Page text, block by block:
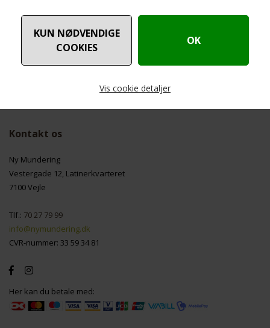
Vis cookie detaljer
Nødvendige
Funktionelle
14 DAGESRETURRET NYHEDERHVER UGE
Kontakt os
Ny Mundering
Vestergade 12, Latinerkvarteret
7100 Vejle
Tlf.: 70 27 79 99
info@nymundering.dk
CVR-nummer: 33 59 34 81
Her kan du betale med: